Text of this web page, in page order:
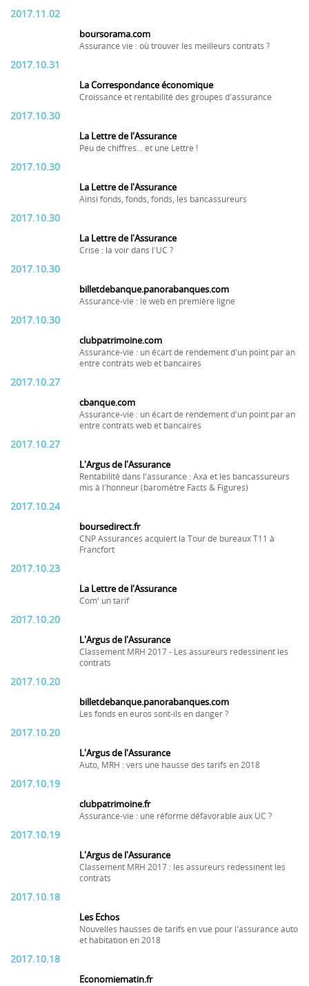
2017.11.02
boursorama.com
Assurance vie : où trouver les meilleurs contrats ?
2017.10.31
La Correspondance économique
Croissance et rentabilité des groupes d'assurance
2017.10.30
La Lettre de l'Assurance
Peu de chiffres... et une Lettre !
2017.10.30
La Lettre de l'Assurance
Ainsi fonds, fonds, fonds, les bancassureurs
2017.10.30
La Lettre de l'Assurance
Crise : la voir dans l'UC ?
2017.10.30
billetdebanque.panorabanques.com
Assurance-vie : le web en première ligne
2017.10.30
clubpatrimoine.com
Assurance-vie : un écart de rendement d'un point par an
entre contrats web et bancaires
2017.10.27
cbanque.com
Assurance-vie : un écart de rendement d'un point par an
entre contrats web et bancaires
2017.10.27
L'Argus de l'Assurance
Rentabilité dans l'assurance : Axa et les bancassureurs
mis à l'honneur (baromètre Facts & Figures)
2017.10.24
boursedirect.fr
CNP Assurances acquiert la Tour de bureaux T11 à
Francfort
2017.10.23
La Lettre de l'Assurance
Com' un tarif
2017.10.20
L'Argus de l'Assurance
Classement MRH 2017 - Les assureurs redessinent les
contrats
2017.10.20
billetdebanque.panorabanques.com
Les fonds en euros sont-ils en danger ?
2017.10.20
L'Argus de l'Assurance
Auto, MRH : vers une hausse des tarifs en 2018
2017.10.19
clubpatrimoine.fr
Assurance-vie : une réforme défavorable aux UC ?
2017.10.19
L'Argus de l'Assurance
Classement MRH 2017 : les assureurs redessinent les
contrats
2017.10.18
Les Echos
Nouvelles hausses de tarifs en vue pour l'assurance auto
et habitation en 2018
2017.10.18
Economiematin.fr